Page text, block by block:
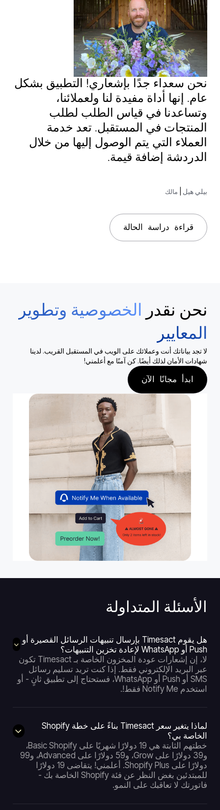
نحن سعداء جدًا بإشعاري! التطبيق بشكل
عام. إنها أداة مفيدة لنا ولعملائنا،
وتساعدنا في قياس الطلب لطلب
المنتجات في المستقبل. تعد خدمة
العملاء التي يتم الوصول إليها من خلال
الدردشة إضافة قيمة.
بيلي هيل مالك
قراءة دراسة الحالة
نحن نقدر الخصوصية وتطوير
المعايير
لا تجد بياناتك أنت وعملائك على الويب في المستقبل القريب. لدينا
شهادات الأمان لذلك أيضًا. كن آمنًا مع أعلمني!
ابدأ مجانًا الآن
الأسئلة المتداولة
هل يقوم Timesact بإرسال تنبيهات الرسائل القصيرة أو
Push أو WhatsApp لإعادة تخزين التنبيهات؟
لا، إن إشعارات عودة المخزون الخاصة بـ Timesact تكون
عبر البريد الإلكتروني فقط. إذا كنت تريد تسليم رسائل
SMS أو Push أو WhatsApp، فستحتاج إلى تطبيق ثانٍ - أو
استخدم Notify Me فقط!.
لماذا يتغير سعر Timesact بناءً على خطة Shopify
الخاصة بي؟
خطتهم الثابتة هي 19 دولارًا شهريًا على Basic Shopify،
و39 دولارًا على Grow، و59 دولارًا على Advanced، و99
دولارًا على Shopify Plus. أعلمني! يتقاضى 19 دولارًا
للمبتدئين بغض النظر عن فئة Shopify الخاصة بك -
فاتورتك لا تعاقبك على النمو.